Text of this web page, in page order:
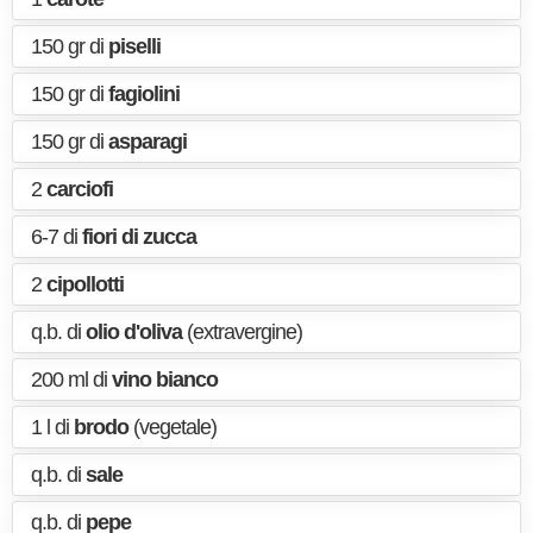
150 gr di piselli
150 gr di fagiolini
150 gr di asparagi
2 carciofi
6-7 di fiori di zucca
2 cipollotti
q.b. di olio d'oliva(extravergine)
200 ml di vino bianco
1 l di brodo(vegetale)
q.b. di sale
q.b. di pepe